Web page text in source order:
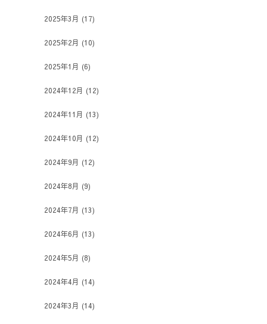
2025年3月 (17)
2025年2月 (10)
2025年1月 (6)
2024年12月 (12)
2024年11月 (13)
2024年10月 (12)
2024年9月 (12)
2024年8月 (9)
2024年7月 (13)
2024年6月 (13)
2024年5月 (8)
2024年4月 (14)
2024年3月 (14)